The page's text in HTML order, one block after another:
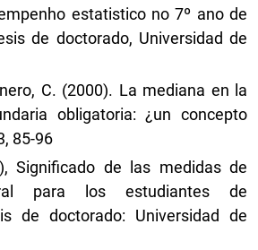
estatistico no 7º ano de
de doctorado, Universidad de
C. (2000). La mediana en la
obligatoria: ¿un concepto
85-96
Significado de las medidas de
para los estudiantes de
de doctorado: Universidad de